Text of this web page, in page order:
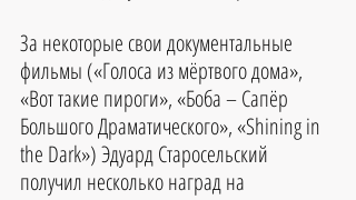
За некоторые свои документальные
фильмы («Голоса из мёртвого дома»,
«Вот такие пироги», «Боба – Сапёр
Большого Драматического», «Shining in
the Dark») Эдуард Старосельский
получил несколько наград на